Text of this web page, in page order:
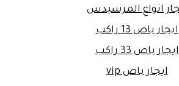
انواع المرسيدس
ايجار باص 13 راكب
ايجار باص 33 راكب
ايجار باص vip